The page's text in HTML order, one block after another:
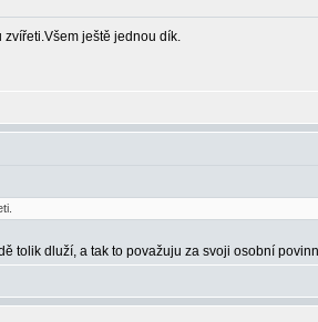
ještě jednou dík.
tolik dluží, a tak to považuju za svoji osobní